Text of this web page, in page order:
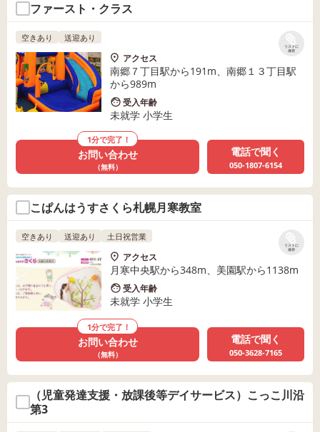
ファースト・クラス
リストに
保存
空きあり 送迎あり
アクセス
南郷７丁目駅から191m、南郷１３丁目駅
から989m
受入年齢
未就学 小学生
1分で完了！
お問い合わせ
（無料）
電話で聞く
050-1807-6154
こぱんはうすさくら札幌月寒教室
リストに
保存
空きあり 送迎あり 土日祝営業
アクセス
月寒中央駅から348m、美園駅から1138m
受入年齢
未就学 小学生
1分で完了！
お問い合わせ
（無料）
電話で聞く
050-3628-7165
（児童発達支援・放課後等デイサービス）こっこ川沿
第3